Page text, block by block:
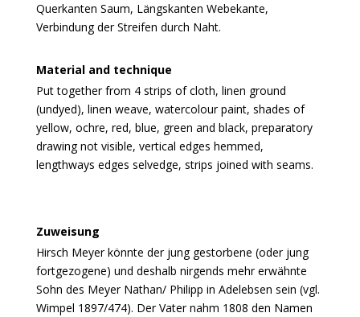
Querkanten Saum, Längskanten Webekante,
Verbindung der Streifen durch Naht.
Material and technique
Put together from 4 strips of cloth, linen ground
(undyed), linen weave, watercolour paint, shades of
yellow, ochre, red, blue, green and black, preparatory
drawing not visible, vertical edges hemmed,
lengthways edges selvedge, strips joined with seams.
Zuweisung
Hirsch Meyer könnte der jung gestorbene (oder jung
fortgezogene) und deshalb nirgends mehr erwähnte
Sohn des Meyer Nathan/ Philipp in Adelebsen sein (vgl.
Wimpel 1897/474). Der Vater nahm 1808 den Namen